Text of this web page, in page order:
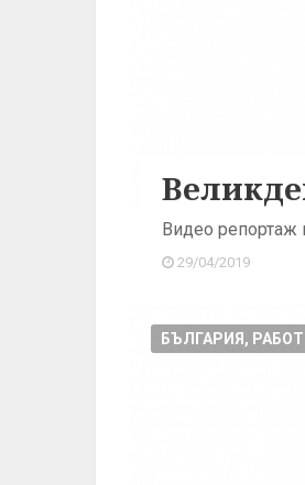
Видео репортаж
29/04/2019
БЪЛГАРИЯ,